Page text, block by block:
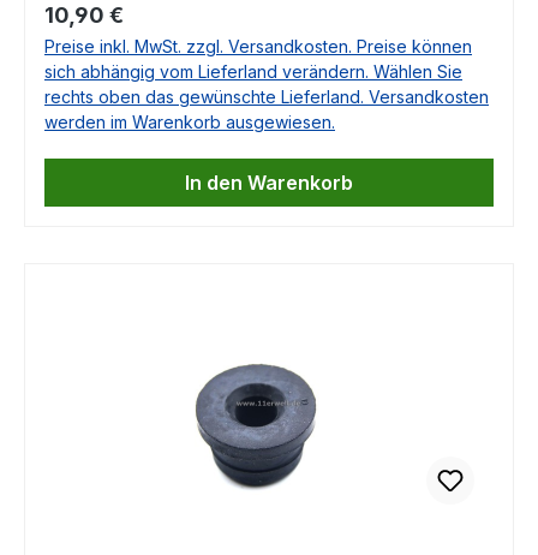
3.6-3.8 10/93-09/97 OE-Nr. 96535109600
Falls Sie Fragen dazu haben, beantworten wir
Ihnen diese sehr gerne.
Regulärer Preis:
10,90 €
Preise inkl. MwSt. zzgl. Versandkosten. Preise können
sich abhängig vom Lieferland verändern. Wählen Sie
rechts oben das gewünschte Lieferland. Versandkosten
werden im Warenkorb ausgewiesen.
In den Warenkorb